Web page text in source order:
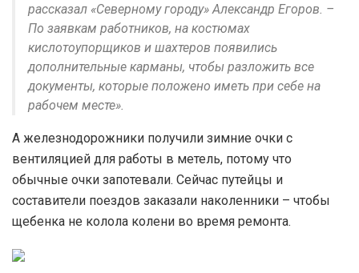
рассказал «Северному городу» Александр Егоров. –
По заявкам работников, на костюмах
кислотоупорщиков и шахтеров появились
дополнительные карманы, чтобы разложить все
документы, которые положено иметь при себе на
рабочем месте».
А железнодорожники получили зимние очки с
вентиляцией для работы в метель, потому что
обычные очки запотевали. Сейчас путейцы и
составители поездов заказали наколенники – чтобы
щебенка не колола колени во время ремонта.